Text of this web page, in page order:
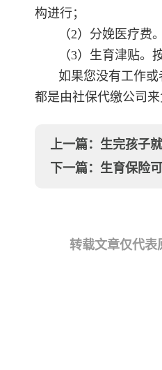
构进行；
（2）分娩医疗
（3）生育津贴。
如果您没有工作
都是由社保代缴公司
上一篇： 生完孩子
下一篇： 生育保险
转载文章仅代